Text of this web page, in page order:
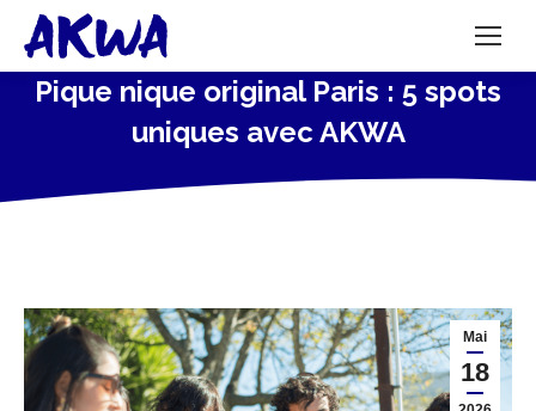
Pique nique original Paris : 5 spots
uniques avec AKWA
Mai
18